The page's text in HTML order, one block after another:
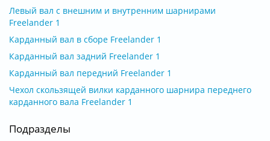
Левый вал с внешним и внутренним шарнирами
Freelander 1
Карданный вал в сборе Freelander 1
Карданный вал задний Freelander 1
Карданный вал передний Freelander 1
Чехол скользящей вилки карданного шарнира переднего
карданного вала Freelander 1
Подразделы